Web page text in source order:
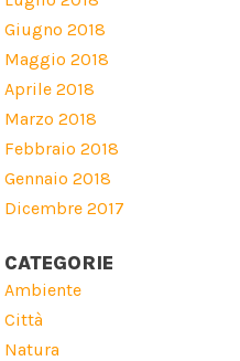
Giugno 2018
Maggio 2018
Aprile 2018
Marzo 2018
Febbraio 2018
Gennaio 2018
Dicembre 2017
CATEGORIE
Ambiente
Città
Natura